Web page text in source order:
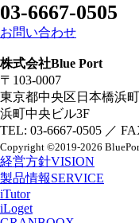
03-6667-0505
お問い合わせ
株式会社Blue Port
〒103-0007
東京都中央区日本橋浜
浜町中央ビル3F
TEL: 03-6667-0505 ／
Copyright ©2019-2026
経営方針VISION
製品情報SERVICE
iTutor
iLoget